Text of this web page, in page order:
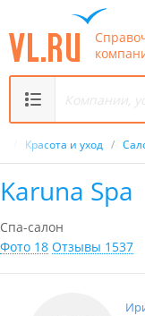
Красота и уход /
Karuna Spa
Спа-салон
Фото 18 Отзывы 1537